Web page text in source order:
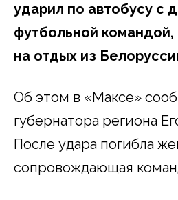
ударил по автобусу с
футбольной командой,
на отдых из
Об этом в «Максе»
губернатора региона
После удара погибла
сопровождающая